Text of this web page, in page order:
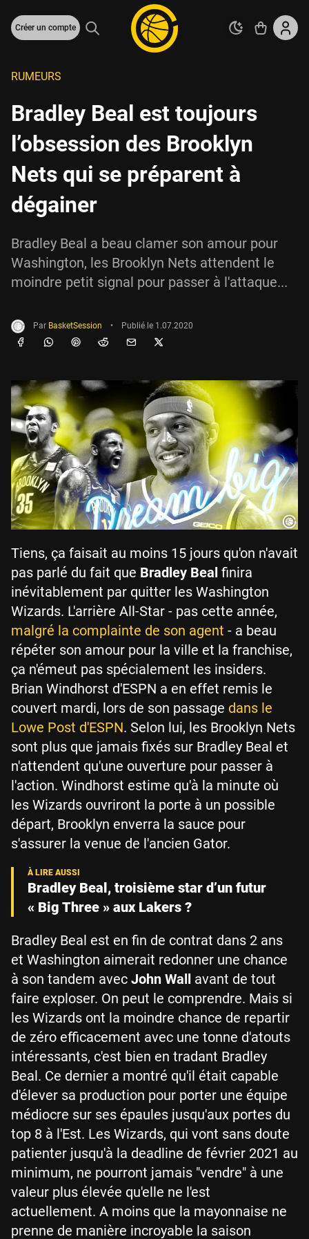
Créer un compte
RUMEURS
Bradley Beal est toujours
l’obsession des Brooklyn
Nets qui se préparent à
dégainer
Bradley Beal a beau clamer son amour pour
Washington, les Brooklyn Nets attendent le
moindre petit signal pour passer à l'attaque...
Par BasketSession • Publié le 1.07.2020
Tiens, ça faisait au moins 15 jours qu'on n'avait
pas parlé du fait que Bradley Beal finira
inévitablement par quitter les Washington
Wizards. L'arrière All-Star - pas cette année,
malgré la complainte de son agent - a beau
répéter son amour pour la ville et la franchise,
ça n'émeut pas spécialement les insiders.
Brian Windhorst d'ESPN a en effet remis le
couvert mardi, lors de son passage dans le
Lowe Post d'ESPN. Selon lui, les Brooklyn Nets
sont plus que jamais fixés sur Bradley Beal et
n'attendent qu'une ouverture pour passer à
l'action. Windhorst estime qu'à la minute où
les Wizards ouvriront la porte à un possible
départ, Brooklyn enverra la sauce pour
s'assurer la venue de l'ancien Gator.
Bradley Beal, troisième star d’un futur
« Big Three » aux Lakers ?
Bradley Beal est en fin de contrat dans 2 ans
et Washington aimerait redonner une chance
à son tandem avec John Wall avant de tout
faire exploser. On peut le comprendre. Mais si
les Wizards ont la moindre chance de repartir
de zéro efficacement avec une tonne d'atouts
intéressants, c'est bien en tradant Bradley
Beal. Ce dernier a montré qu'il était capable
d'élever sa production pour porter une équipe
médiocre sur ses épaules jusqu'aux portes du
top 8 à l'Est. Les Wizards, qui vont sans doute
patienter jusqu'à la deadline de février 2021 au
minimum, ne pourront jamais "vendre" à une
valeur plus élevée qu'elle ne l'est
actuellement. A moins que la mayonnaise ne
prenne de manière incroyable la saison